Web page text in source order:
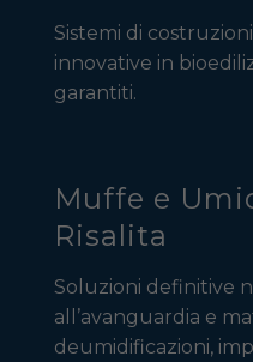
Sistemi di
innovative in
garantiti.
Muffe e
Risalita
Soluzioni definitive
all’avanguardia e
deumidificazioni,